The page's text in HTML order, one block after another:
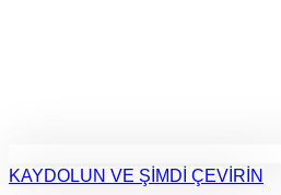
KAYDOLUN VE ŞİMDİ ÇEVİRİN